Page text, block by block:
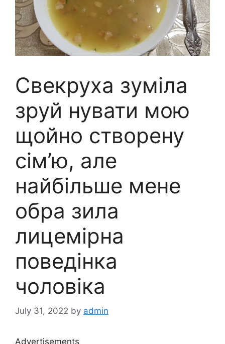
Свекруха зуміла
зруй нувати мою
щойно створену
сім’ю, але
найбільше мене
обра зила
лицемірна
поведінка
чоловіка
July 31, 2022 by admin
Advertisements